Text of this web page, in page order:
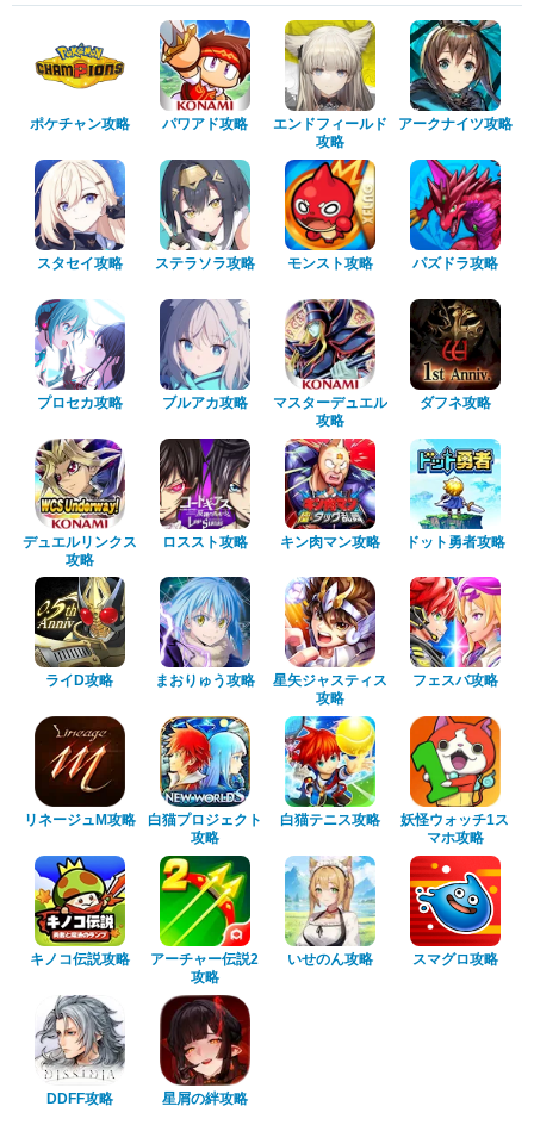
ポケチャン攻略 パワアド攻略
エンドフィールド
攻略
アークナイツ攻略
スタセイ攻略 ステラソラ攻略 モンスト攻略 パズドラ攻略
プロセカ攻略 ブルアカ攻略
マスターデュエル
攻略
ダフネ攻略
デュエルリンクス
攻略
ロススト攻略 キン肉マン攻略 ドット勇者攻略
ライD攻略 まおりゅう攻略
星矢ジャスティス
攻略
フェスバ攻略
リネージュM攻略
白猫プロジェクト
攻略
白猫テニス攻略
妖怪ウォッチ1ス
マホ攻略
キノコ伝説攻略
アーチャー伝説2
攻略
いせのん攻略 スマグロ攻略
DDFF攻略 星屑の絆攻略